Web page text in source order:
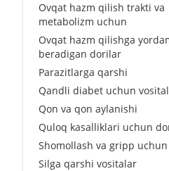
Ovqat hazm qilish trakti va
metabolizm uchun
Ovqat hazm qilishga
beradigan dorilar
Parazitlarga qarshi
Qandli diabet uchun
Qon va qon aylanishi
Quloq kasalliklari uchun
Shomollash va gripp uchun
Silga qarshi vositalar